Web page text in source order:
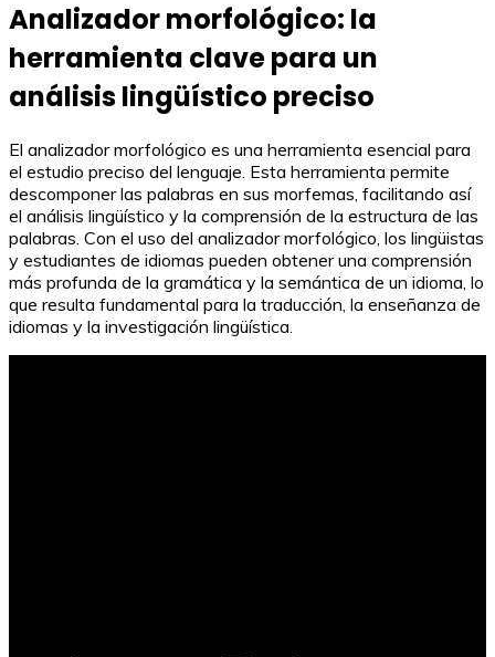
Analizador morfológico: la
herramienta clave para un
análisis lingüístico preciso
El analizador morfológico es una herramienta esencial para
el estudio preciso del lenguaje. Esta herramienta permite
descomponer las palabras en sus morfemas, facilitando así
el análisis lingüístico y la comprensión de la estructura de las
palabras. Con el uso del analizador morfológico, los lingüistas
y estudiantes de idiomas pueden obtener una comprensión
más profunda de la gramática y la semántica de un idioma, lo
que resulta fundamental para la traducción, la enseñanza de
idiomas y la investigación lingüística.